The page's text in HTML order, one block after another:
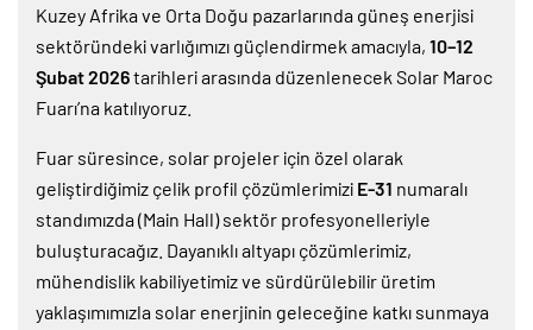
Kuzey Afrika ve Orta Doğu pazarlarında güneş enerjisi
sektöründeki varlığımızı güçlendirmek amacıyla, 10–12
Şubat 2026tarihleri arasında düzenlenecek Solar Maroc
Fuarı’na katılıyoruz.
Fuar süresince, solar projeler için özel olarak
geliştirdiğimiz çelik profil çözümlerimizi E-31 numaralı
standımızda (Main Hall) sektör profesyonelleriyle
buluşturacağız. Dayanıklı altyapı çözümlerimiz,
mühendislik kabiliyetimiz ve sürdürülebilir üretim
yaklaşımımızla solar enerjinin geleceğine katkı sunmaya